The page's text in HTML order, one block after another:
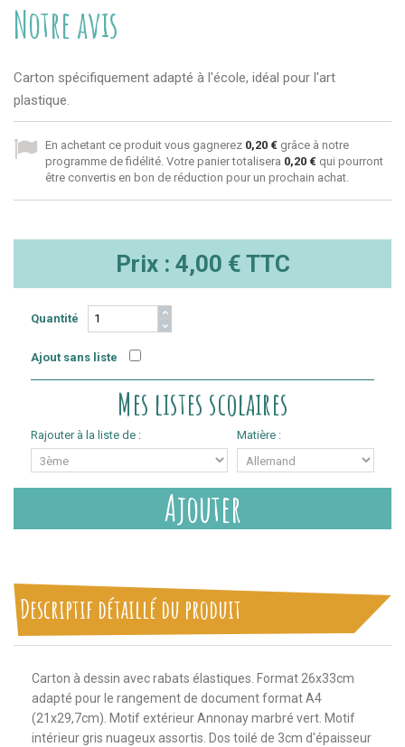
Notre avis
Carton spécifiquement adapté à l'école, idéal pour l'art
plastique.
En achetant ce produit vous gagnerez 0,20 € grâce à notre
programme de fidélité. Votre panier totalisera 0,20 € qui pourront
être convertis en bon de réduction pour un prochain achat.
Prix : 4,00 € TTC
Quantité
Ajout sans liste
Mes listes scolaires
Rajouter à la liste de : Matière :
Ajouter
Descriptif détaillé du produit
Carton à dessin avec rabats élastiques. Format 26x33cm
adapté pour le rangement de document format A4
(21x29,7cm). Motif extérieur Annonay marbré vert. Motif
intérieur gris nuageux assortis. Dos toilé de 3cm d'épaisseur